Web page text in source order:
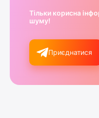
Тільки корисна
шуму!
Приєднатися